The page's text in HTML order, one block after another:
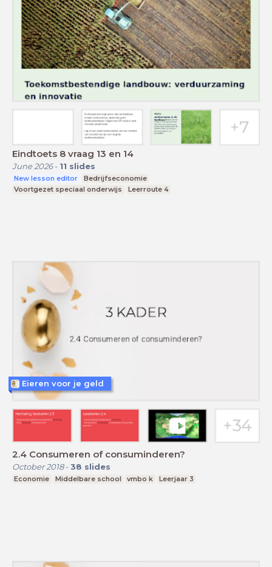
Eindtoets 8 vraag 13 en 14
June 2026- 11 slides
New lesson editor
Bedrijfseconomie
Voortgezet speciaal onderwijs
Leerroute 4
2.4 Consumeren of consuminderen?
October 2018- 38 slides
Economie Middelbare school vmbo k Leerjaar 3
Eieren voor je geld